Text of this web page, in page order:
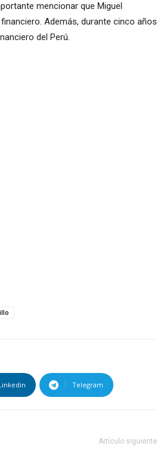
mencionar que Miguel
Además, durante cinco años
del Perú.
Telegram
Artículo siguiente